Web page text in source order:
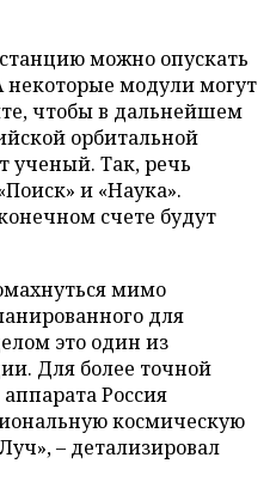
можно опускать
модули могут
чтобы в дальнейшем
орбитальной
ученый. Так, речь
и «Наука».
счете будут
мимо
для
это один из
Для более точной
Россия
космическую
– детализировал